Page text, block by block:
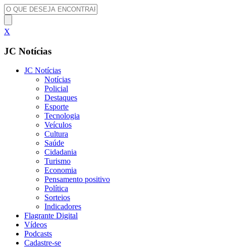
X
JC Notícias
JC Notícias
Notícias
Policial
Destaques
Esporte
Tecnologia
Veículos
Cultura
Saúde
Cidadania
Turismo
Economia
Pensamento positivo
Política
Sorteios
Indicadores
Flagrante Digital
Vídeos
Podcasts
Cadastre-se